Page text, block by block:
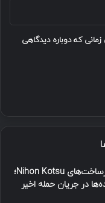
که دوباره دیدگاهی
آلودگی به بدافزار در زیرساخت‌های Nihon Kotsu؛
در جریان حمله اخیر